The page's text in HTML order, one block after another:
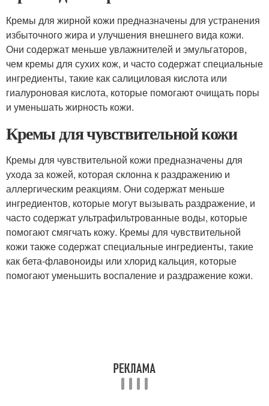
Кремы для жирной кожи предназначены для устранения
избыточного жира и улучшения внешнего вида кожи.
Они содержат меньше увлажнителей и эмульгаторов,
чем кремы для сухих кож, и часто содержат специальные
ингредиенты, такие как салициловая кислота или
гиалуроновая кислота, которые помогают очищать поры
и уменьшать жирность кожи.
Кремы для чувствительной кожи
Кремы для чувствительной кожи предназначены для
ухода за кожей, которая склонна к раздражению и
аллергическим реакциям. Они содержат меньше
ингредиентов, которые могут вызывать раздражение, и
часто содержат ультрафильтрованные воды, которые
помогают смягчать кожу. Кремы для чувствительной
кожи также содержат специальные ингредиенты, такие
как бета-флавоноиды или хлорид кальция, которые
помогают уменьшить воспаление и раздражение кожи.